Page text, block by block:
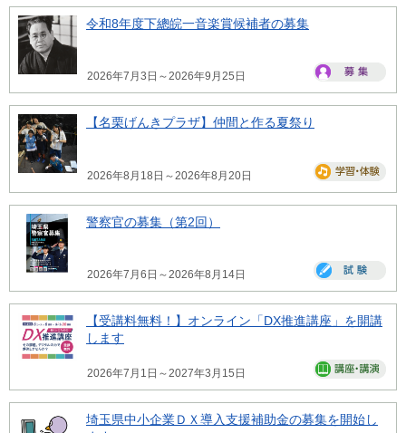
令和8年度下總皖一音楽賞候補者の募集
2026年7月3日～2026年9月25日
【名栗げんきプラザ】仲間と作る夏祭り
2026年8月18日～2026年8月20日
警察官の募集（第2回）
2026年7月6日～2026年8月14日
【受講料無料！】オンライン「DX推進講座」を開講
します
2026年7月1日～2027年3月15日
埼玉県中小企業ＤＸ導入支援補助金の募集を開始し